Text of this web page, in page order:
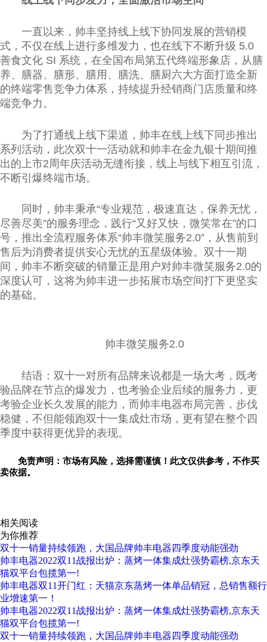
一直以来，帅丰坚持线上线下协同发展的营销模
式，不仅在线上进行多维发力，也在线下不断升级 5.0
善食文化 SI 系统，在全国布局第五代终端形象店，从膳
养、膳器、膳形、膳用、膳洗、膳厨六大方面打造全新
的终端零售竞争力体系，持续提升经销商门店质量和终
端竞争力。
为了打通线上线下渠道，帅丰在线上线下同步推出
系列活动，此次双十一活动就和帅丰在金九银十期间推
出的上市2周年庆活动无缝衔接，线上与线下相互引流，
不断引爆终端市场。
同时，帅丰秉承“专业规范，极速直达，保养无忧，
尽善尽美”的服务理念，践行“又好又快，微笑常在”的口
号，推出全流程服务体系“帅丰微笑服务2.0”，从售前到
售后为消费者提供安心无忧的五星级体验。双十一期
间，帅丰不断突破的销量正是用户对帅丰微笑服务2.0的
深度认可，这将为帅丰进一步拓展市场空间打下更坚实
的基础。
帅丰微笑服务2.0
结语：双十一对所有品牌来说都是一场大考，既考
验品牌在节点的爆发力，也考验企业后续的服务力，更
考验企业长久发展的能力，而帅丰电器布局完善，步伐
稳健，不但能领跑双十一集成灶市场，更有望在整个四
季度中获得更优异的表现。
免责声明：市场有风险，选择需谨慎！此文仅供参考，不作买
卖依据。
相关阅读
为你推荐
双十一销量持续领跑，大国品牌帅丰电器四季度动能强劲
帅丰电器2022双11战报出炉：蒸烤一体集成灶强势霸榜,京东天
猫双平台包揽第一!
帅丰电器双11开门红：天猫京东蒸烤一体单品销冠，总销售额行
业增速第一！
帅丰电器2022双11战报出炉：蒸烤一体集成灶强势霸榜,京东天
猫双平台包揽第一!
双十一销量持续领跑，大国品牌帅丰电器四季度动能强劲